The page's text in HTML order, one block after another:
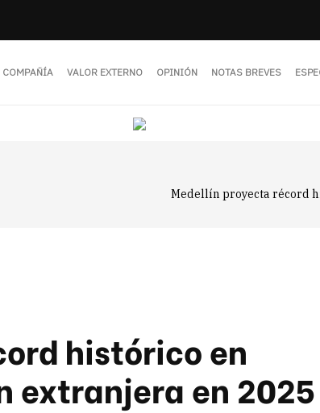
COMPAÑÍA VALOR EXTERNO OPINIÓN NOTAS BREVES
Medellín proyecta récord
histórico en
extranjera en 2025